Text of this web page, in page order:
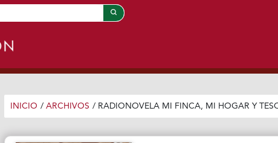
INICIO / ARCHIVOS / RADIONOVELA MI FINCA, MI HOGAR Y